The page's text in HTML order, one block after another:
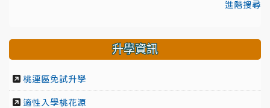
進階搜尋
升學資訊
桃連區免試升學
適性入學桃花源